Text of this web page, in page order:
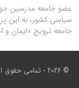
عضو جامعه مدرسین
سیاسی کشور، به این
جامعه ترویج «ایمان و
© 2026 - تمامی حقوق این وب سایت برای